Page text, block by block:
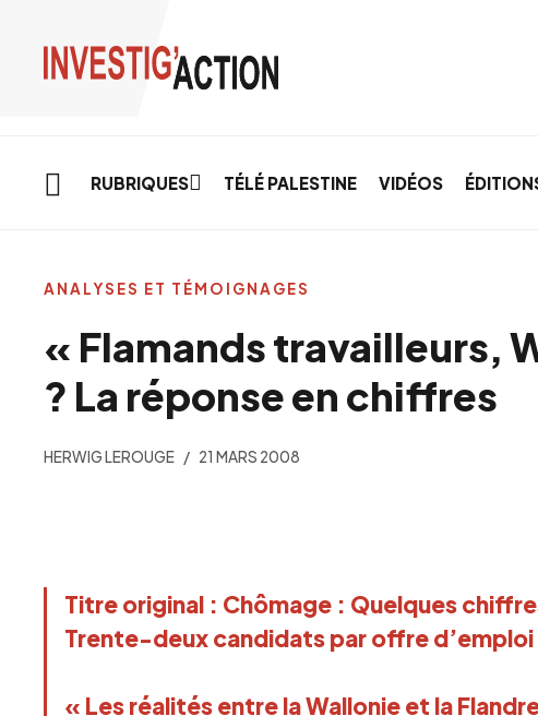
RUBRIQUES TÉLÉ PALESTINE VIDÉOS
« Flamands travailleurs,
? La réponse en chiffres
HERWIG LEROUGE 21 MARS 2008
Titre original : Chômage : Quelques
Trente-deux candidats par offre d’emploi
« Les réalités entre la Wallonie et la
ANALYSES ET TÉMOIGNAGES